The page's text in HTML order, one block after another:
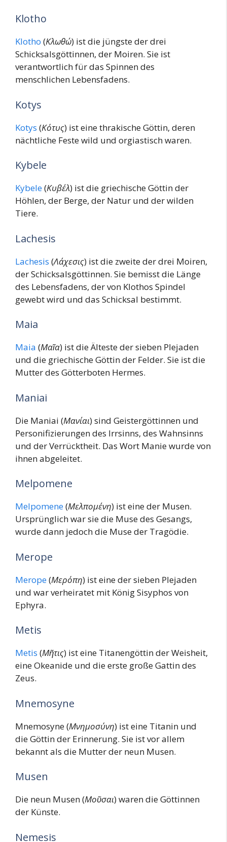
Klotho
Klotho (Κλωθώ) ist die jüngste der drei
Schicksalsgöttinnen, der Moiren. Sie ist
verantwortlich für das Spinnen des
menschlichen Lebensfadens.
Kotys
Kotys (Κότυς) ist eine thrakische Göttin, deren
nächtliche Feste wild und orgiastisch waren.
Kybele
Kybele(Κυβέλ) ist die griechische Göttin der
Höhlen, der Berge, der Natur und der wilden
Tiere.
Lachesis
Lachesis (Λάχεσις) ist die zweite der drei Moiren,
der Schicksalsgöttinnen. Sie bemisst die Länge
des Lebensfadens, der von Klothos Spindel
gewebt wird und das Schicksal bestimmt.
Maia
Maia (Μαῖα) ist die Älteste der sieben Plejaden
und die griechische Göttin der Felder. Sie ist die
Mutter des Götterboten Hermes.
Maniai
Die Maniai (Μανίαι) sind Geistergöttinnen und
Personifizierungen des Irrsinns, des Wahnsinns
und der Verrücktheit. Das Wort Manie wurde von
ihnen abgeleitet.
Melpomene
Melpomene(Μελπομένη) ist eine der Musen.
Ursprünglich war sie die Muse des Gesangs,
wurde dann jedoch die Muse der Tragödie.
Merope
Merope(Μερόπη) ist eine der sieben Plejaden
und war verheiratet mit König Sisyphos von
Ephyra.
Metis
Metis (Μῆτις) ist eine Titanengöttin der Weisheit,
eine Okeanide und die erste große Gattin des
Zeus.
Mnemosyne
Mnemosyne (Μνημοσύνη) ist eine Titanin und
die Göttin der Erinnerung. Sie ist vor allem
bekannt als die Mutter der neun Musen.
Musen
Die neun Musen (Μοῦσαι) waren die Göttinnen
der Künste.
Nemesis